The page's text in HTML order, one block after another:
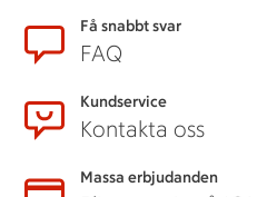
Få snabbt svar
FAQ
Kundservice
Kontakta oss
Massa erbjudanden